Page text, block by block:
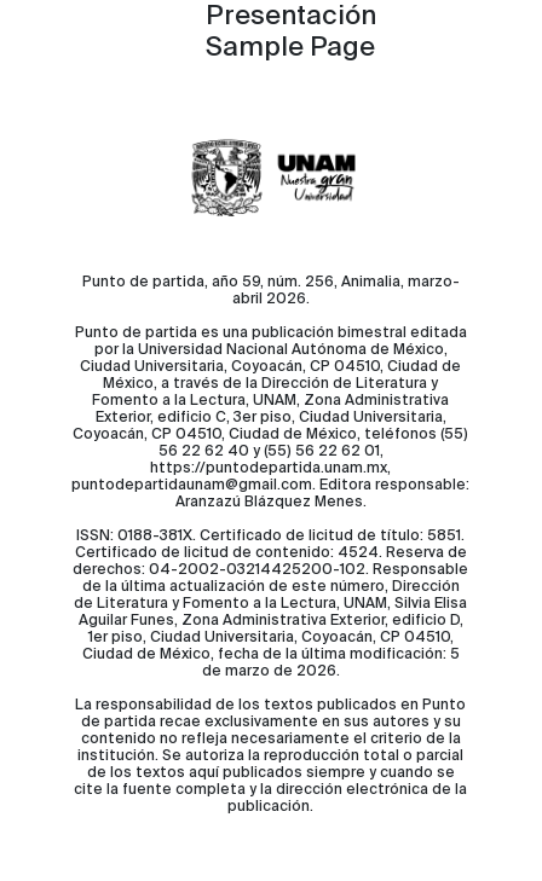
Presentación
Sample Page
Punto de partida, año 59, núm. 256, Animalia, marzo-
abril 2026.
Punto de partida es una publicación bimestral editada
por la Universidad Nacional Autónoma de México,
Ciudad Universitaria, Coyoacán, CP 04510, Ciudad de
México, a través de la Dirección de Literatura y
Fomento a la Lectura, UNAM, Zona Administrativa
Exterior, edificio C, 3er piso, Ciudad Universitaria,
Coyoacán, CP 04510, Ciudad de México, teléfonos (55)
56 22 62 40 y (55) 56 22 62 01,
https://puntodepartida.unam.mx,
puntodepartidaunam@gmail.com. Editora responsable:
Aranzazú Blázquez Menes.
ISSN: 0188-381X. Certificado de licitud de título: 5851.
Certificado de licitud de contenido: 4524. Reserva de
derechos: 04-2002-03214425200-102. Responsable
de la última actualización de este número, Dirección
de Literatura y Fomento a la Lectura, UNAM, Silvia Elisa
Aguilar Funes, Zona Administrativa Exterior, edificio D,
1er piso, Ciudad Universitaria, Coyoacán, CP 04510,
Ciudad de México, fecha de la última modificación: 5
de marzo de 2026.
La responsabilidad de los textos publicados en Punto
de partida recae exclusivamente en sus autores y su
contenido no refleja necesariamente el criterio de la
institución. Se autoriza la reproducción total o parcial
de los textos aquí publicados siempre y cuando se
cite la fuente completa y la dirección electrónica de la
publicación.